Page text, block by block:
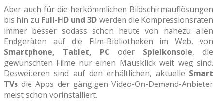
Aber auch für die herkömmlichen Bildschirmauflösungen
bis hin zu Full-HD und 3D werden die Kompressionsraten
immer besser sodass schon heute von nahezu allen
Endgeräten auf die Film-Bibliotheken im Web, von
Smartphone, Tablet, PC oder Spielkonsole, die
gewünschten Filme nur einen Mausklick weit weg sind.
Desweiteren sind auf den erhältlichen, aktuelle Smart
TVs die Apps der gängigen Video-On-Demand-Anbieter
meist schon vorinstalliert.